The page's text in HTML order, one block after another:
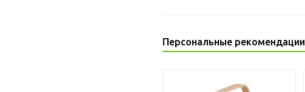
Персональные рекомендации